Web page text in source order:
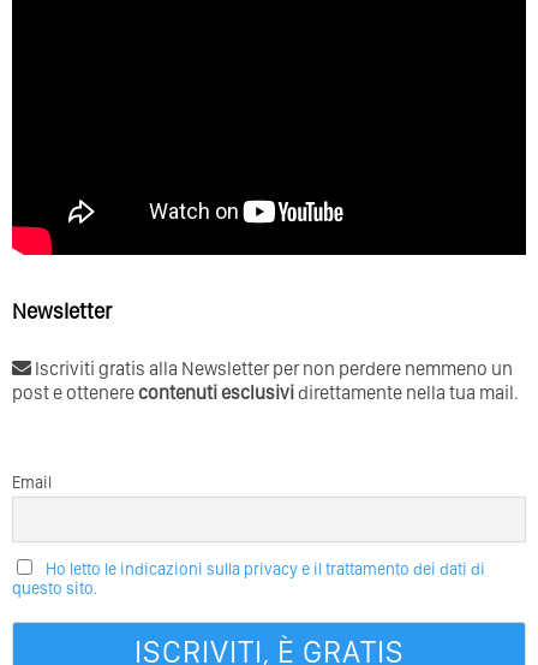
Newsletter
Iscriviti gratis alla Newsletter per non perdere nemmeno un
post e ottenerecontenuti esclusividirettamente nella tua mail.
Email
Ho letto le indicazioni sulla privacy e il trattamento dei dati di
questo sito.